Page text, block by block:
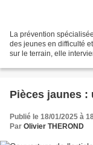
La prévention
des jeunes en difficulté
sur le terrain, elle
Pièces jaunes :
Publié le 18/01/2025 à
Par Olivier THEROND